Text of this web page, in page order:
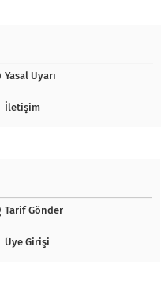
Yasal Uyarı
İletişim
Tarif Gönder
Üye Girişi